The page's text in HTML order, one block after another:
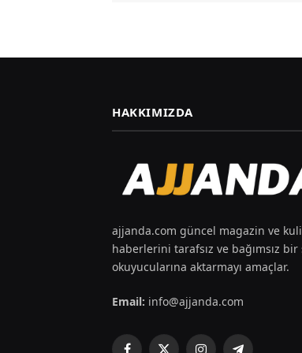
HAKKIMIZDA
ajjanda.com güncel magazin ve
haberlerini tarafsız ve bağımsız
okuyucularına aktarmayı amaçlar.
Email: info@ajjanda.com